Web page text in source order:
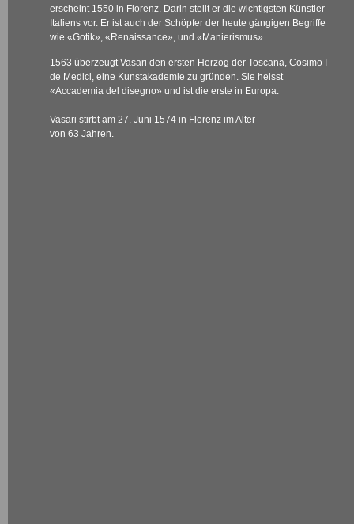
erscheint 1550 in Florenz. Darin stellt er die wichtigsten Künstler
Italiens vor. Er ist auch der Schöpfer der heute gängigen Begriffe
wie «Gotik», «Renaissance», und «Manierismus».
1563 überzeugt Vasari den ersten Herzog der Toscana, Cosimo I
de Medici, eine Kunstakademie zu gründen. Sie heisst
«Accademia del disegno» und ist die erste in Europa.
Vasari stirbt am 27. Juni 1574 in Florenz im Alter
von 63 Jahren.